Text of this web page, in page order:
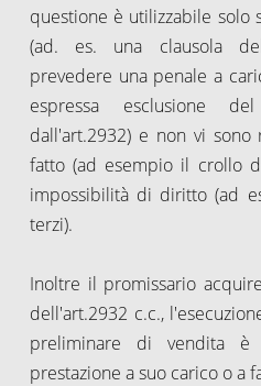
questione è utilizzabile solo
(ad. es. una clausola
prevedere una penale a
espressa esclusione
dall'art.2932) e non vi
fatto (ad esempio il crollo
impossibilità di diritto (ad
terzi).
Inoltre il promissario
dell'art.2932 c.c.,
preliminare di vendita
prestazione a suo carico o a